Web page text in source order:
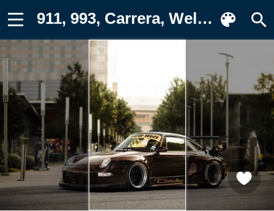
911, 993, Carrera, Welt, Rauh, Porsche Заставка на телефон